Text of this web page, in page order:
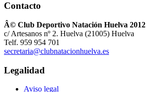
Contacto
Â© Club Deportivo Natación Huelva 2012
c/ Artesanos nº 2. Huelva (21005) Huelva
Telf. 959 954 701
secretaria@clubnatacionhuelva.es
Legalidad
Aviso legal